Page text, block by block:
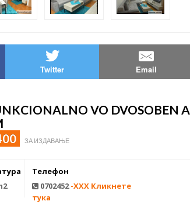
Twitter Email
VO DVOSOBEN
ЗА ИЗДАВАЊЕ
Телефон
0702452-XXX Кликнете
тука